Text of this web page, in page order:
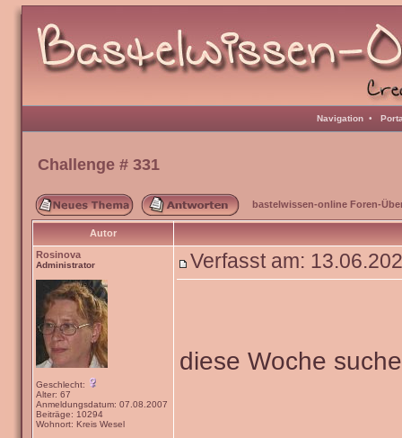
Navigation •
Challenge # 331
bastelwissen-online Foren-
Autor
Rosinova
Administrator
Geschlecht:
Alter: 67
Anmeldungsdatum: 07.08.2007
Beiträge: 10294
Wohnort: Kreis Wesel
Verfasst am:
diese Woche